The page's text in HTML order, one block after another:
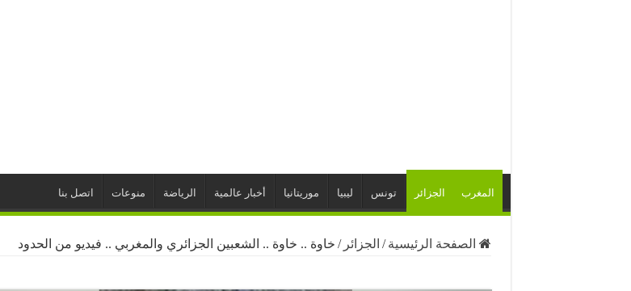
المغرب الجزائر تونس ليبيا موريتانيا أخبار عالمية الرياضة منوعات اتصل بنا
الصفحة الرئيسية / الجزائر / خاوة .. خاوة .. الشعبين الجزائري والمغربي .. فيديو من الحدود